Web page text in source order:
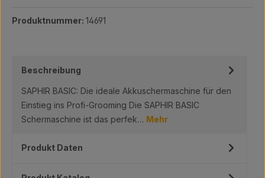
Produktnummer: 14691
Beschreibung
SAPHIR BASIC: Die ideale Akkuschermaschine für den
Einstieg ins Profi-Grooming Die SAPHIR BASIC
Schermaschine ist das perfek… Mehr
Produkt Daten